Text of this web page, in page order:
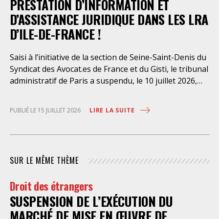
PRESTATION D’INFORMATION ET
D’ASSISTANCE JURIDIQUE DANS LES LRA
D’ILE-DE-FRANCE !
Saisi à l’initiative de la section de Seine-Saint-Denis du
Syndicat des Avocat.es de France et du Gisti, le tribunal
administratif de Paris a suspendu, le 10 juillet 2026,
œuvre de prestations d’information et d’assistance
juridique des étrangers maintenus dans les locaux de
droits fondamentaux des personnes retenues et
déontologiques régissant la profession d’avocat. Ainsi,
l’assistance dont bénéficient les personnes retenues,
limitée à trois heures de permanence téléphonique
PUBLIÉ LE 15 JUILLET 2026 LIRE LA SUITE
SUR LE MÊME THÈME
Droit des étrangers
SUSPENSION DE L’EXÉCUTION DU